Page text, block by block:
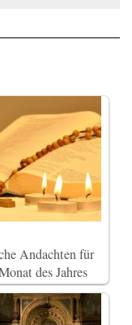
Andachten für
des Jahres